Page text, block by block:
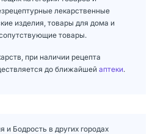
лекарственные
изделия, товары для дома и
товары.
при наличии рецепта
до ближайшей аптеки.
и Бодрость в других городах